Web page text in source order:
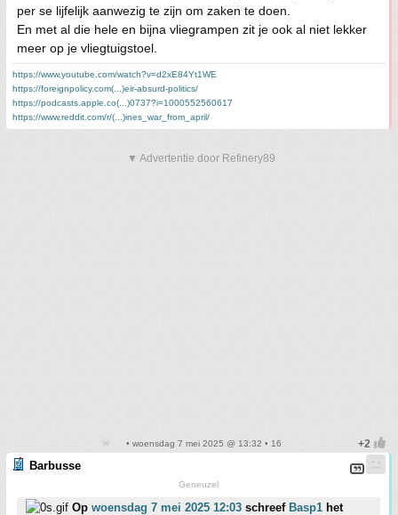
per se lijfelijk aanwezig te zijn om zaken te doen.
En met al die hele en bijna vliegrampen zit je ook al niet lekker
meer op je vliegtuigstoel.
https://www.youtube.com/watch?v=d2xE84Yt1WE
https://foreignpolicy.com(...)eir-absurd-politics/
https://podcasts.apple.co(...)0737?i=1000552560617
https://www.reddit.com/r/(...)ines_war_from_april/
▼ Advertentie door Refinery89
• woensdag 7 mei 2025 @ 13:32 • 16
Barbusse
Geneuzel
Op woensdag 7 mei 2025 12:03 schreef Basp1 het